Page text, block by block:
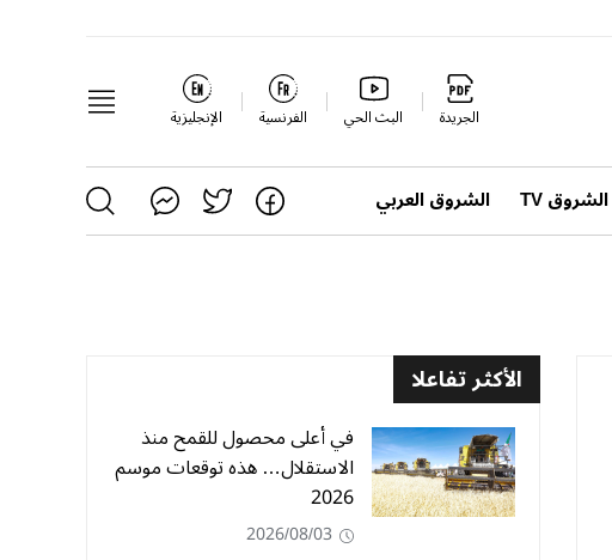
الجريدة البث الحي الفرنسية الإنجليزية
الشروق TV الشروق العربي
الأكثر تفاعلا
في أعلى محصول للقمح منذ
الاستقلال… هذه توقعات موسم
2026
2026/08/03